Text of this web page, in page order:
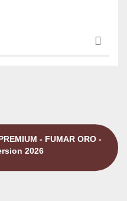
- FUMAR ORO -
2026